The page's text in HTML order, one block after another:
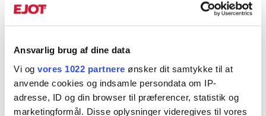
Ansvarlig brug af dine data
Vi og vores 1022 partnere ønsker dit samtykke til at
anvende cookies og indsamle persondata om IP-
adresse, ID og din browser til præferencer, statistik og
marketingformål. Disse oplysninger videregives til vores
det finske marked, men også EJOT-virksomheder verden
over, med førsteklasses fastgørelsesløsninger.
Grundlagt i 1970 har EJOT Sormat Oy været en førende
ekspert inden for fastgørelsesteknologi i mere end et halvt
århundrede. Siden vi blev en del af EJOT Group i 2017, har